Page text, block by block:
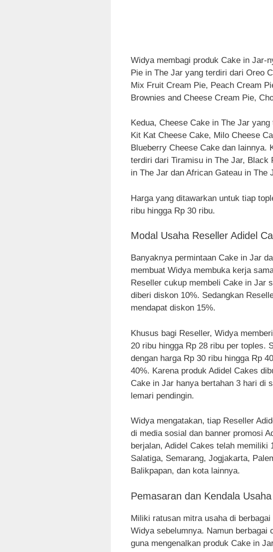
Widya membagi produk Cake in Jar-
Pie in The Jar yang terdiri dari Oreo
Mix Fruit Cream Pie, Peach Cream
Brownies and Cheese Cream Pie,
Kedua, Cheese Cake in The Jar
Kit Kat Cheese Cake, Milo Cheese
Blueberry Cheese Cake dan lainnya.
terdiri dari Tiramisu in The Jar, Black
in The Jar dan African Gateau in The
Harga yang ditawarkan untuk tiap
ribu hingga Rp 30 ribu.
Modal Usaha Reseller Adidel
Banyaknya permintaan Cake in Jar
membuat Widya membuka kerja
Reseller cukup membeli Cake in Jar
diberi diskon 10%. Sedangkan
mendapat diskon 15%.
Khusus bagi Reseller, Widya
20 ribu hingga Rp 28 ribu per toples.
dengan harga Rp 30 ribu hingga Rp
40%. Karena produk Adidel Cakes
Cake in Jar hanya bertahan 3 hari di
lemari pendingin.
Widya mengatakan, tiap Reseller
di media sosial dan banner promosi
berjalan, Adidel Cakes telah memiliki
Salatiga, Semarang, Jogjakarta,
Balikpapan, dan kota lainnya.
Pemasaran dan Kendala Usaha
Miliki ratusan mitra usaha di
Widya sebelumnya. Namun berbagai
guna mengenalkan produk Cake in